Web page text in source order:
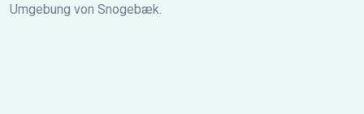
Umgebung von Snogebæk.